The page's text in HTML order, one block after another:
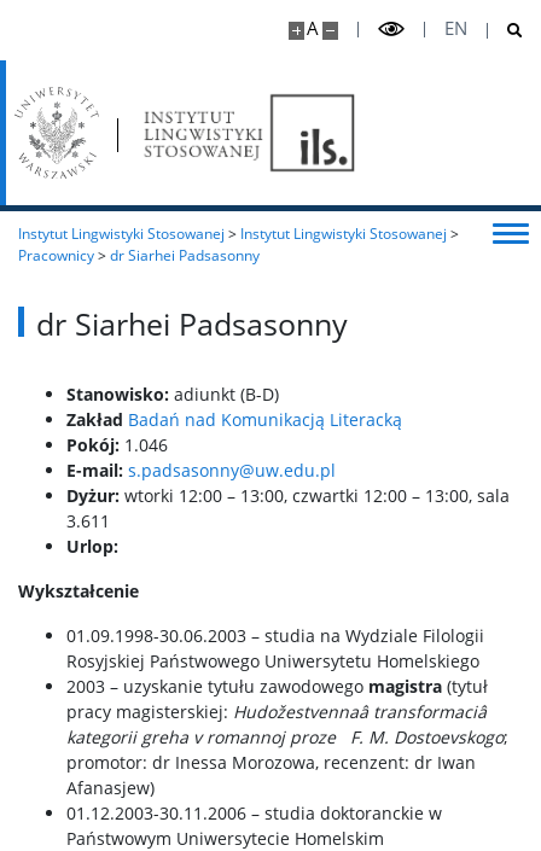
A EN
Plan budynku
50-lecie ILS
Instytut Lingwistyki Stosowanej > Instytut Lingwistyki Stosowanej >
Pracownicy>dr Siarhei Padsasonny
dr Siarhei Padsasonny
Stanowisko: adiunkt (B-D)
Zakład Badań nad Komunikacją Literacką
Pokój: 1.046
E-mail: s.padsasonny@uw.edu.pl
Dyżur: wtorki 12:00 – 13:00, czwartki 12:00 – 13:00, sala
3.611
Urlop:
Wykształcenie
01.09.1998-30.06.2003 – studia na Wydziale Filologii
Rosyjskiej Państwowego Uniwersytetu Homelskiego
2003 – uzyskanie tytułu zawodowego magistra (tytuł
pracy magisterskiej: Hudožestvennaâ transformaciâ
kategorii greha v romannoj proze F. M. Dostoevskogo;
promotor: dr Inessa Morozowa, recenzent: dr Iwan
Afanasjew)
01.12.2003-30.11.2006 – studia doktoranckie w
Państwowym Uniwersytecie Homelskim